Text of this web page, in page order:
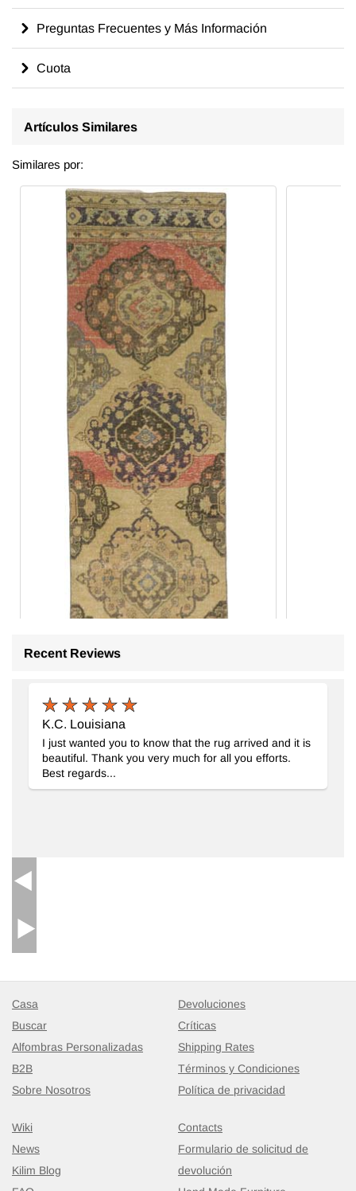
Preguntas Frecuentes y Más Información
Cuota
Artículos Similares
Similares por:
Recent Reviews
K.C. Louisiana
I just wanted you to know that the rug arrived and it is
beautiful. Thank you very much for all you efforts.
Best regards...
Casa
Buscar
Alfombras Personalizadas
B2B
Sobre Nosotros
Devoluciones
Críticas
Shipping Rates
Términos y Condiciones
Política de privacidad
Wiki
News
Kilim Blog
Contacts
Formulario de solicitud de
devolución